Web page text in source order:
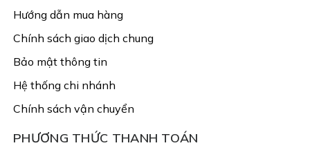
Hướng dẫn mua hàng
Chính sách giao dịch chung
Bảo mật thông tin
Hệ thống chi nhánh
Chính sách vận chuyển
PHƯƠNG THỨC THANH TOÁN